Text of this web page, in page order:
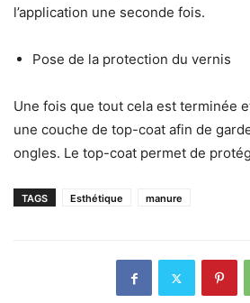
l’application une seconde fois.
Pose de la protection du vernis
Une fois que tout cela est terminée
une couche de top-coat afin de
ongles. Le top-coat permet de
TAGS Esthétique manure